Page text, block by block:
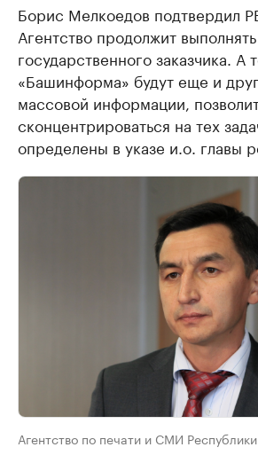
Борис Мелкоедов подтвердил
Агентство продолжит
государственного заказчика. А
«Башинформа» будут еще и
массовой информации,
сконцентрироваться на тех
определены в указе и.о. главы
Агентство по печати и СМИ